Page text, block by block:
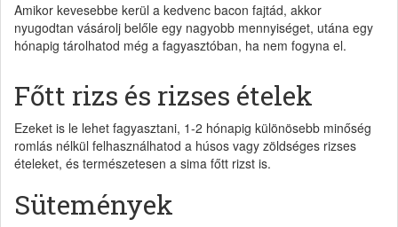
Amikor kevesebbe kerül a kedvenc bacon fajtád, akkor
nyugodtan vásárolj belőle egy nagyobb mennyiséget, utána egy
hónapig tárolhatod még a fagyasztóban, ha nem fogyna el.
Főtt rizs és rizses ételek
Ezeket is le lehet fagyasztani, 1-2 hónapig különösebb minőség
romlás nélkül felhasználhatod a húsos vagy zöldséges rizses
ételeket, és természetesen a sima főtt rizst is.
Sütemények